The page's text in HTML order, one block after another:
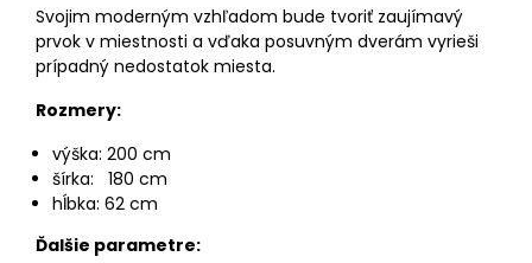
Svojim moderným vzhľadom bude tvoriť zaujímavý
prvok v miestnosti a vďaka posuvným dverám vyrieši
prípadný nedostatok miesta.
Rozmery:
výška: 200 cm
šírka: 180 cm
hĺbka: 62 cm
Ďalšie parametre: